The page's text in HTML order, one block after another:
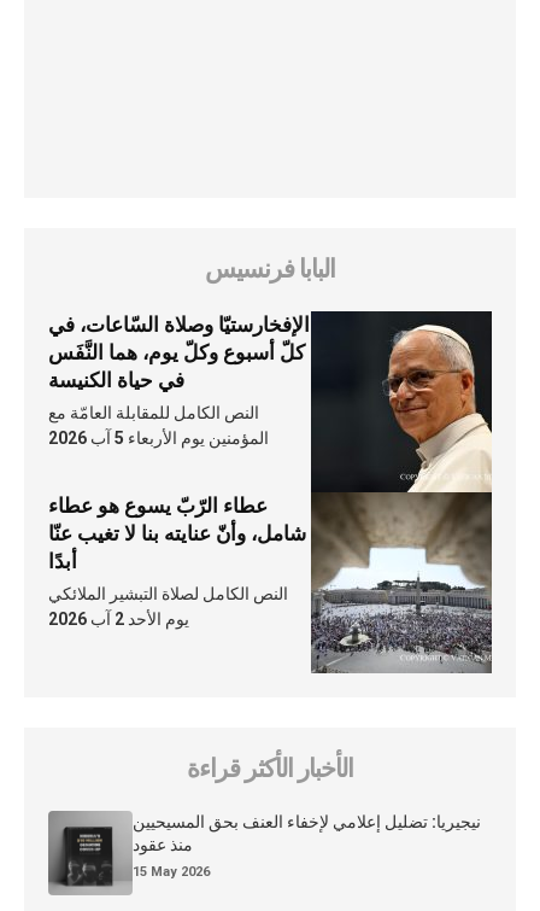
البابا فرنسيس
الإفخارستيّا وصلاة السّاعات، في
كلّ أسبوع وكلّ يوم، هما النَّفَس
في حياة الكنيسة
النص الكامل للمقابلة العامّة مع
المؤمنين يوم الأربعاء 5 آب 2026
عطاء الرّبّ يسوع هو عطاء
شامل، وأنّ عنايته بنا لا تغيب عنّا
أبدًا
النص الكامل لصلاة التبشير الملائكي
يوم الأحد 2 آب 2026
الأخبار الأكثر قراءة
نيجيريا: تضليل إعلامي لإخفاء العنف بحق المسيحيين
منذ عقود
15 May 2026